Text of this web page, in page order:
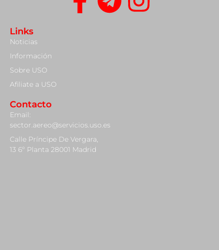
Links
Noticias
Información
Sobre USO
Afiliate a USO
Contacto
Email:
sector.aereo@servicios.uso.es
Calle Príncipe De Vergara,
13 6º Planta 28001 Madrid